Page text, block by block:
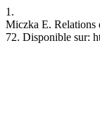
1.
Miczka E. Relations
72. Disponible sur: